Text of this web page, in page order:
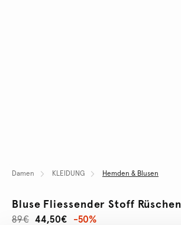
Damen KLEIDUNG Hemden & Blusen
Bluse Fliessender Stoff Rüschen
44,50€
89€ -50%